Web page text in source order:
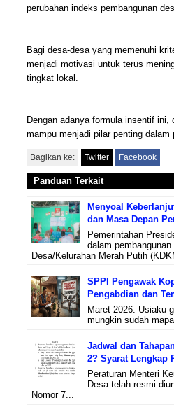
perubahan indeks pembangunan
Bagi desa-desa yang memenuhi
menjadi motivasi untuk terus
tingkat lokal.
Dengan adanya formula insentif
mampu menjadi pilar penting
Bagikan ke: Twitter Facebook
Panduan Terkait
Menyoal
dan Masa Depan
Pemerintahan
dalam
Desa/Kelurahan Merah Putih
SPPI Pengawak
Pengabdian dan
Maret 2026. Usiaku
mungkin sudah
Jadwal dan
2? Syarat Lengkap
Peraturan Menteri
Desa telah resmi
Nomor 7...